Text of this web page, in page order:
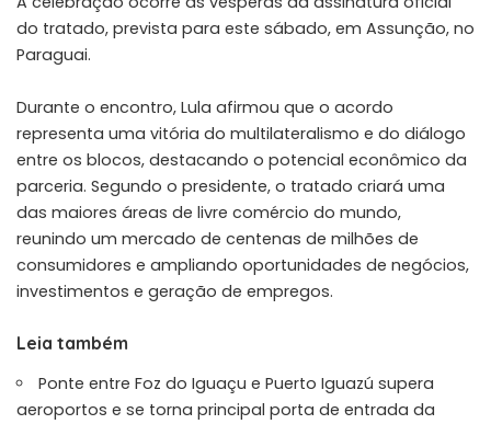
do tratado, prevista para este sábado, em Assunção, no
Paraguai.
Durante o encontro, Lula afirmou que o acordo
representa uma vitória do multilateralismo e do diálogo
entre os blocos, destacando o potencial econômico da
parceria. Segundo o presidente, o tratado criará uma
das maiores áreas de livre comércio do mundo,
reunindo um mercado de centenas de milhões de
consumidores e ampliando oportunidades de negócios,
investimentos e geração de empregos.
Leia também
Ponte entre Foz do Iguaçu e Puerto Iguazú supera
aeroportos e se torna principal porta de entrada da